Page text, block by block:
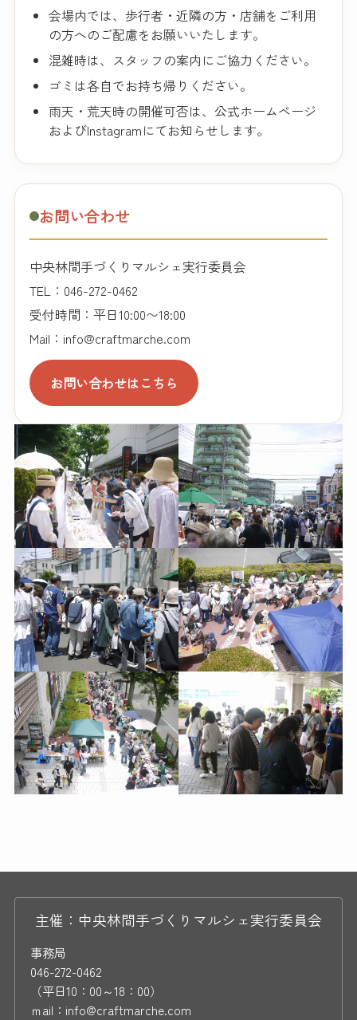
会場内では、歩行者・近隣の方・店舗をご利用
の方へのご配慮をお願いいたします。
混雑時は、スタッフの案内にご協力ください。
ゴミは各自でお持ち帰りください。
雨天・荒天時の開催可否は、公式ホームページ
およびInstagramにてお知らせします。
お問い合わせ
中央林間手づくりマルシェ実行委員会
TEL：046-272-0462
受付時間：平日10:00〜18:00
Mail：info@craftmarche.com
お問い合わせはこちら
主催：中央林間手づくりマルシェ実行委員会
事務局
046-272-0462
（平日10：00～18：00）
ｍail：info@craftmarche.com